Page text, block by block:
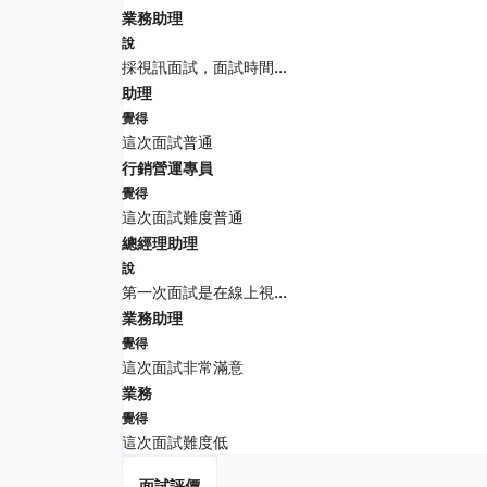
業務助理
說
採視訊面試，面試時間...
助理
覺得
這次面試普通
行銷營運專員
覺得
這次面試難度普通
總經理助理
說
第一次面試是在線上視...
業務助理
覺得
這次面試非常滿意
業務
覺得
這次面試難度低